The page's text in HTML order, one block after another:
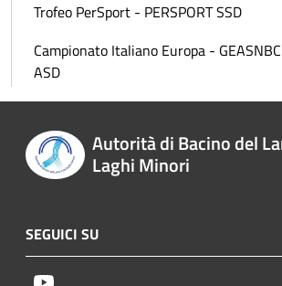
Trofeo PerSport - PERSPORT SSD
Campionato Italiano Europa - GEASNBC
ASD
Autorità di Bacino del
Laghi Minori
SEGUICI SU